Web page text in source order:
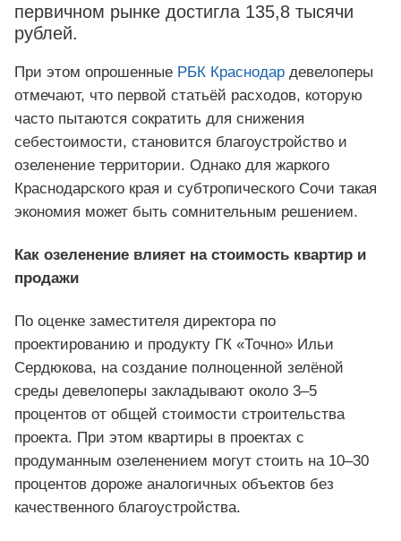
первичном рынке достигла 135,8 тысячи
рублей.
При этом опрошенные РБК Краснодар девелоперы
отмечают, что первой статьёй расходов, которую
часто пытаются сократить для снижения
себестоимости, становится благоустройство и
озеленение территории. Однако для жаркого
Краснодарского края и субтропического Сочи такая
экономия может быть сомнительным решением.
Как озеленение влияет на стоимость квартир и
продажи
По оценке заместителя директора по
проектированию и продукту ГК «Точно» Ильи
Сердюкова, на создание полноценной зелёной
среды девелоперы закладывают около 3–5
процентов от общей стоимости строительства
проекта. При этом квартиры в проектах с
продуманным озеленением могут стоить на 10–30
процентов дороже аналогичных объектов без
качественного благоустройства.